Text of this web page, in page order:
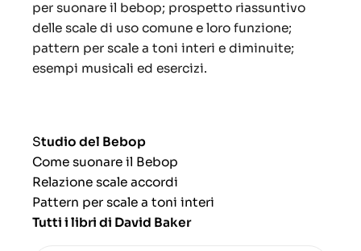
per suonare il bebop; prospetto riassuntivo
delle scale di uso comune e loro funzione;
pattern per scale a toni interi e diminuite;
esempi musicali ed esercizi.
Studio del Bebop
Come suonare il Bebop
Relazione scale accordi
Pattern per scale a toni interi
Tutti i libri di David Baker